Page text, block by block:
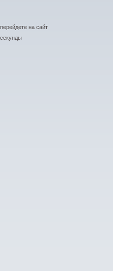
на сайт
секунды